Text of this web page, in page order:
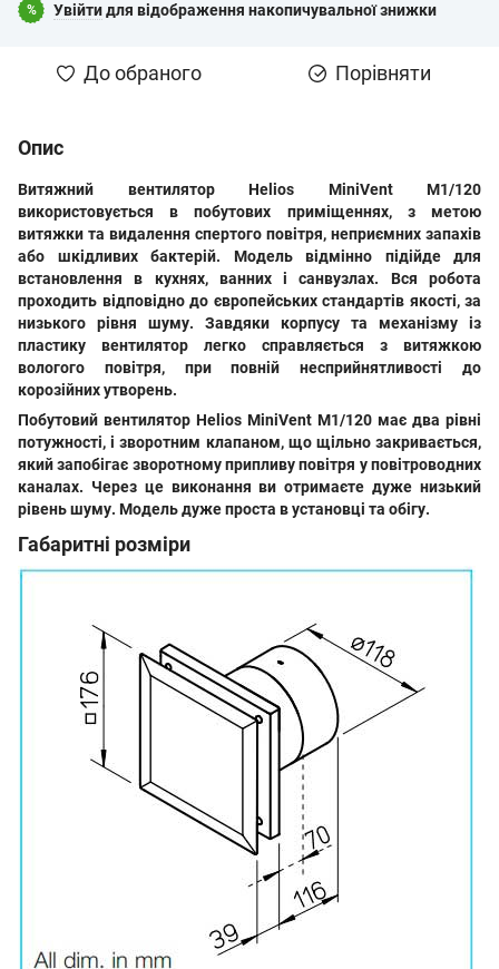
% Увійтидля відображення накопичувальної знижки
До обраного Порівняти
Опис
Витяжний вентилятор Helios MiniVent M1/120
використовується в побутових приміщеннях, з метою
витяжки та видалення спертого повітря, неприємних запахів
або шкідливих бактерій. Модель відмінно підійде для
встановлення в кухнях, ванних і санвузлах. Вся робота
проходить відповідно до європейських стандартів якості, за
низького рівня шуму. Завдяки корпусу та механізму із
пластику вентилятор легко справляється з витяжкою
вологого повітря, при повній несприйнятливості до
корозійних утворень.
Побутовий вентилятор Helios MiniVent M1/120 має два рівні
потужності, і зворотним клапаном, що щільно закривається,
який запобігає зворотному припливу повітря у повітроводних
каналах. Через це виконання ви отримаєте дуже низький
рівень шуму. Модель дуже проста в установці та обігу.
Габаритні розміри